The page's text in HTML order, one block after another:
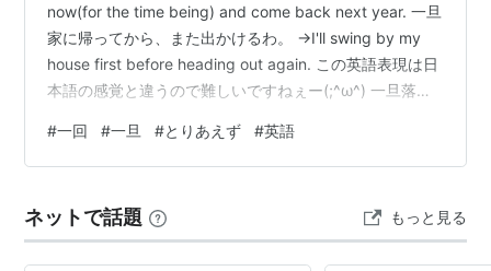
now(for the time being) and come back next year. 一旦
家に帰ってから、また出かけるわ。 →I'll swing by my
house first before heading out again. この英語表現は日
本語の感覚と違うので難しいですねぇー(;^ω^) 一旦落ち
down and think. 一回試してから決めます。 →I'll give it
a try(shot) first…
#一回 #一旦 #とりあえず #英語
ネットで話題 もっと見る